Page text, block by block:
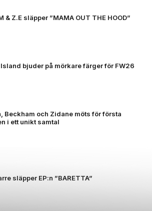
& Z.E släpper ”MAMA OUT THE HOOD”
Island bjuder på mörkare färger för FW26
Beckham och Zidane möts för första
i ett unikt samtal
släpper EP:n ”BARETTA”